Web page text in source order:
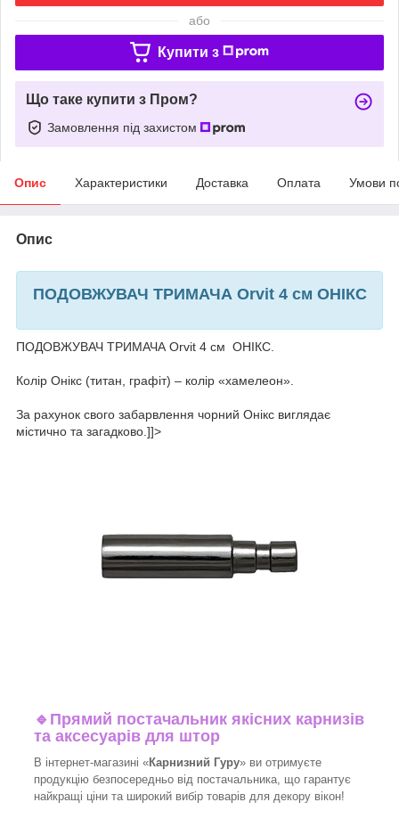
або
Купити з
Що таке купити з Пром?
Замовлення під захистом
Опис Характеристики Доставка Оплата Умови
Опис
ПОДОВЖУВАЧ ТРИМАЧА Orvit 4 см ОНІКС
ПОДОВЖУВАЧ ТРИМАЧА Orvit 4 см ОНІКС.
Колір Онікс (титан, графіт) – колір «хамелеон».
За рахунок свого забарвлення чорний Онікс виглядає
містично та загадково.]]>
🔹 Прямий постачальник якісних карнизів
та аксесуарів для штор
В інтернет-магазині «Карнизний Гуру» ви отримуєте
продукцію безпосередньо від постачальника, що гарантує
найкращі ціни та широкий вибір товарів для декору вікон!​